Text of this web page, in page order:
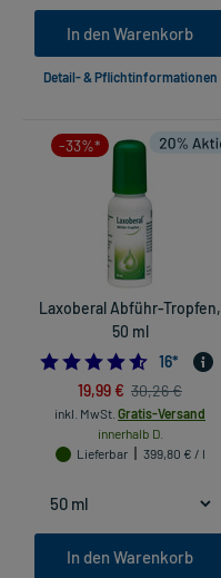
In den Warenkorb
Detail- & Pflichtinformationen
-33%*
Laxoberal Abführ-Tropfen,
50 ml
4.5625
16*
19,99 € 30,26 €
inkl. MwSt. Gratis-Versand
innerhalb D.
Lieferbar
399,80 € / l
In den Warenkorb